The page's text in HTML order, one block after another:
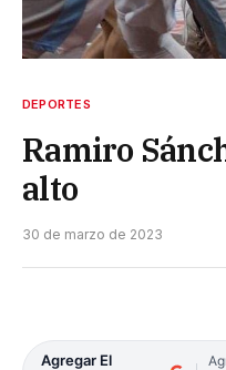
DEPORTES
Ramiro
alto
30 de marzo de 2023
Agregar El